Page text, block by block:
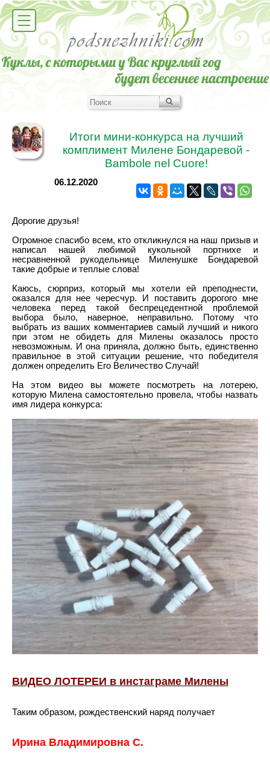
Итоги мини-конкурса на лучший
комплимент Милене Бондаревой -
Bambole nel Cuore!
06.12.2020
Дорогие друзья!
Огромное спасибо всем, кто откликнулся на наш призыв и
написал нашей любимой кукольной портнихе и
несравненной рукодельнице Миленушке Бондаревой
такие добрые и теплые слова!
Каюсь, сюрприз, который мы хотели ей преподнести,
оказался для нее чересчур. И поставить дорогого мне
человека перед такой беспрецедентной проблемой
выбора было, наверное, неправильно. Потому что
выбрать из ваших комментариев самый лучший и никого
при этом не обидеть для Милены оказалось просто
невозможным. И она приняла, должно быть, единственно
правильное в этой ситуации решение, что победителя
должен определить Его Величество Случай!
На этом видео вы можете посмотреть на лотерею,
которую Милена самостоятельно провела, чтобы назвать
имя лидера конкурса:
ВИДЕО ЛОТЕРЕИ в инстаграме Милены
Таким образом, рождественский наряд получает
Ирина Владимировна С.